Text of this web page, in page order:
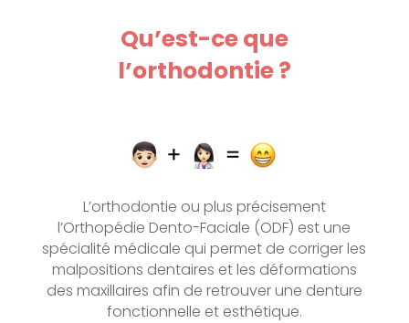
Qu’est-ce que
l’orthodontie ?
L’orthodontie ou plus précisement
l’Orthopédie Dento-Faciale (ODF) est une
spécialité médicale qui permet de corriger les
malpositions dentaires et les déformations
des maxillaires afin de retrouver une denture
fonctionnelle et esthétique.